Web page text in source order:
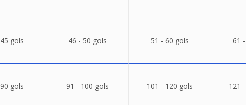
gols 46 - 50 gols 51 - 60 gols 61
gols 91 - 100 gols 101 - 120 gols 121